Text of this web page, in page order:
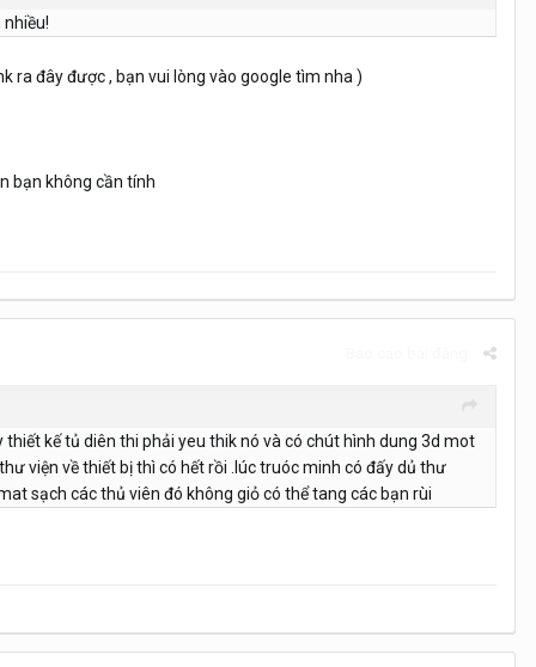
ra đây được , bạn vui lòng vào google tìm nha )
bạn không cần tính
kế tủ diên thi phải yeu thik nó và có chút hình dung 3d mot
viện về thiết bị thì có hết rồi .lúc truóc minh có đấy dủ thư
sạch các thủ viên đó không giỏ có thể tang các bạn rùi